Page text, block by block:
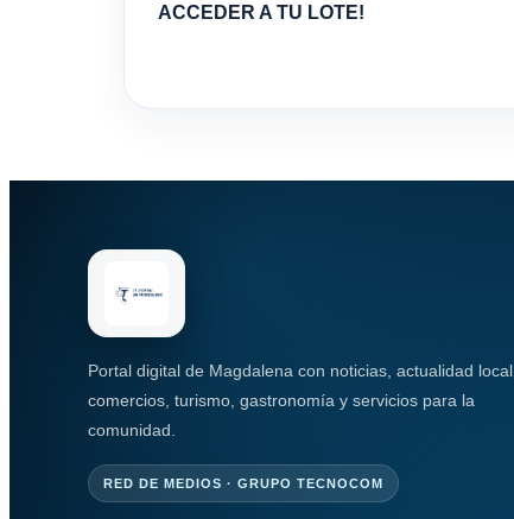
ACCEDER A TU LOTE!
Portal digital de Magdalena con noticias, actualidad local,
comercios, turismo, gastronomía y servicios para la
comunidad.
RED DE MEDIOS · GRUPO TECNOCOM